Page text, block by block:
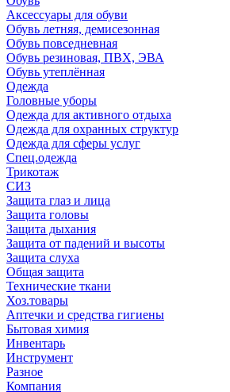
Аксессуары для обуви
Обувь летняя, демисезонная
Обувь повседневная
Обувь резиновая, ПВХ, ЭВА
Обувь утеплённая
Одежда
Головные уборы
Одежда для активного отдыха
Одежда для охранных структур
Одежда для сферы услуг
Спец.одежда
Трикотаж
СИЗ
Защита глаз и лица
Защита головы
Защита дыхания
Защита от падений и высоты
Защита слуха
Общая защита
Технические ткани
Хоз.товары
Аптечки и средства гигиены
Бытовая химия
Инвентарь
Инструмент
Разное
Компания